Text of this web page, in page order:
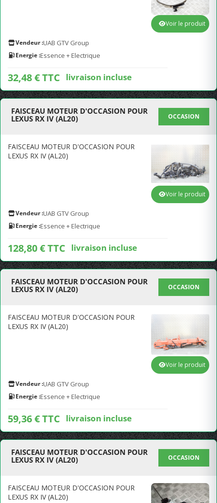
Vendeur :UAB GTV Group
Energie :Essence + Electrique
32,48 € TTC livraison incluse
Voir le produit
FAISCEAU MOTEUR D'OCCASION POUR
LEXUS RX IV (AL20)
OCCASION
FAISCEAU MOTEUR D'OCCASION POUR
LEXUS RX IV (AL20)
Vendeur :UAB GTV Group
Energie :Essence + Electrique
128,80 € TTC livraison incluse
Voir le produit
FAISCEAU MOTEUR D'OCCASION POUR
LEXUS RX IV (AL20)
OCCASION
FAISCEAU MOTEUR D'OCCASION POUR
LEXUS RX IV (AL20)
Vendeur :UAB GTV Group
Energie :Essence + Electrique
59,36 € TTC livraison incluse
Voir le produit
FAISCEAU MOTEUR D'OCCASION POUR
LEXUS RX IV (AL20)
OCCASION
FAISCEAU MOTEUR D'OCCASION POUR
LEXUS RX IV (AL20)